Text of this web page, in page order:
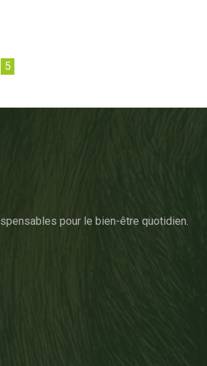
5
pour le bien-être quotidien.